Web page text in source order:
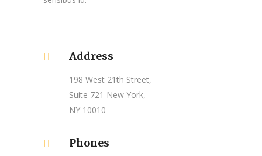
Address
198 West 21th Street,
Suite 721 New York,
NY 10010
Phones